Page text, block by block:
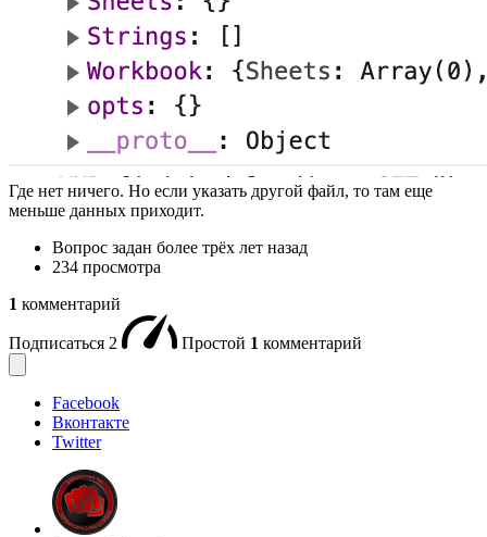
Где нет ничего. Но если указать другой файл, то там еще
меньше данных приходит.
Вопрос задан более трёх лет назад
234 просмотра
1 комментарий
Подписаться 2 Простой 1 комментарий
Facebook
Вконтакте
Twitter